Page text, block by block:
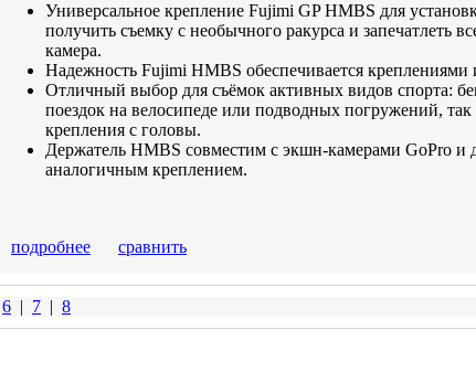
Универсальное крепление Fujimi GP HMBS для
получить съемку с необычного ракурса и запечатлеть
камера.
Надежность Fujimi HMBS обеспечивается
Отличный выбор для съёмок активных видов спорта:
поездок на велосипеде или подводных погружений,
крепления с головы.
Держатель HMBS совместим с экшн-камерами GoPro и
аналогичным креплением.
подробнее сравнить
6 | 7 | 8